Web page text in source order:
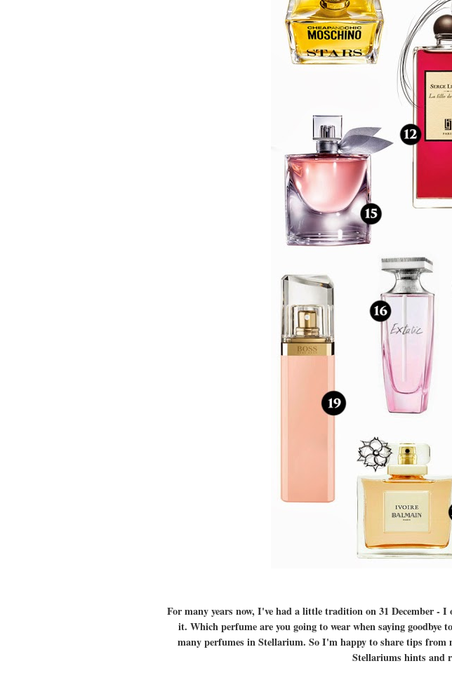
For many years now, I've had a little tradition on 31 December -
it. Which perfume are you going to wear when saying goodbye
many perfumes in Stellarium. So I'm happy to share tips from
Stellariums hints and